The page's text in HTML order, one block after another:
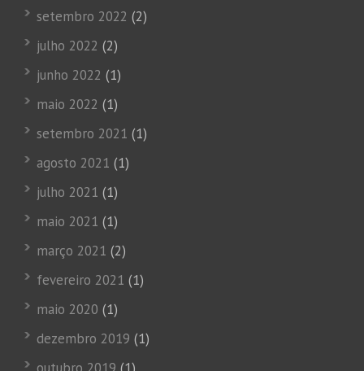
setembro 2022 (2)
julho 2022 (2)
junho 2022 (1)
maio 2022 (1)
setembro 2021 (1)
agosto 2021 (1)
julho 2021 (1)
maio 2021 (1)
março 2021 (2)
fevereiro 2021 (1)
maio 2020 (1)
dezembro 2019 (1)